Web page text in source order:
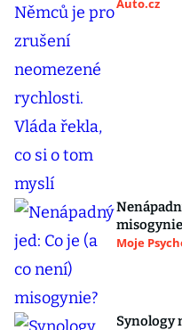
Auto.cz
Moje
Synology